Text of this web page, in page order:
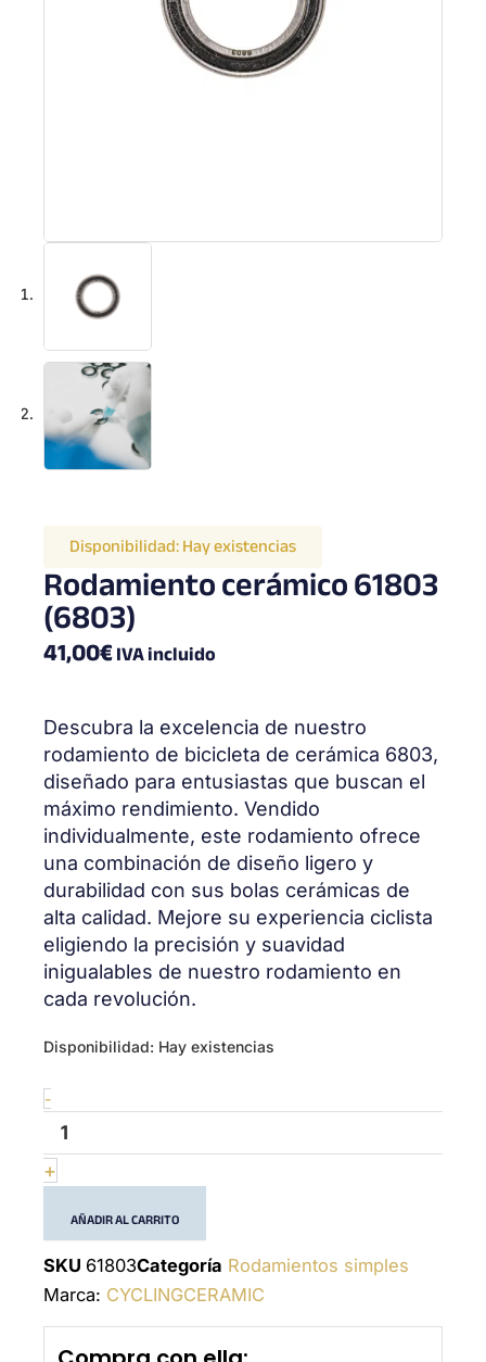
Disponibilidad:Hay existencias
Rodamiento cerámico 61803
(6803)
41,00€IVA incluido
Descubra la excelencia de nuestro
rodamiento de bicicleta de cerámica 6803,
diseñado para entusiastas que buscan el
máximo rendimiento. Vendido
individualmente, este rodamiento ofrece
una combinación de diseño ligero y
durabilidad con sus bolas cerámicas de
alta calidad. Mejore su experiencia ciclista
eligiendo la precisión y suavidad
inigualables de nuestro rodamiento en
cada revolución.
Disponibilidad: Hay existencias
-
Ceramic
61803
(6803)
cantidad
+
AÑADIR AL CARRITO
SKU 61803Categoría Rodamientos simples
Marca: CYCLINGCERAMIC